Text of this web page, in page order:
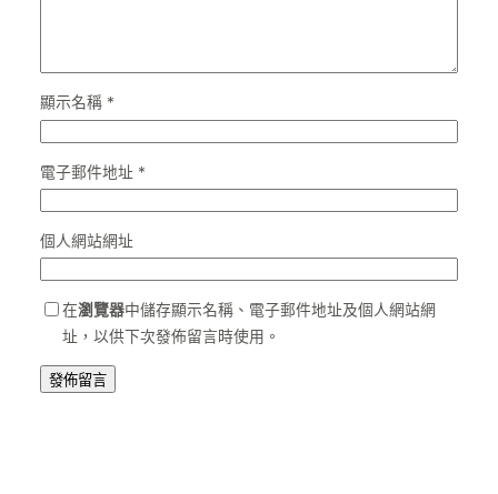
顯示名稱 *
電子郵件地址 *
個人網站網址
在瀏覽器中儲存顯示名稱、電子郵件地址及個人網站網
址，以供下次發佈留言時使用。